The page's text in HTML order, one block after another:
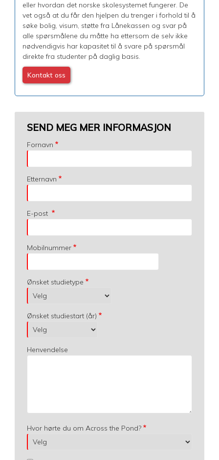
eller hvordan det norske skolesystemet fungerer. De
vet også at du får den hjelpen du trenger i forhold til å
søke bolig, visum, støtte fra Lånekassen og svar på
alle spørsmålene du måtte ha ettersom de selv ikke
nødvendigvis har kapasitet til å svare på spørsmål
direkte fra studenter på daglig basis.
Kontakt oss
SEND MEG MER INFORMASJON
Fornavn
Etternavn
E-post
Mobilnummer
Ønsket studietype
Ønsket studiestart (år)
Henvendelse
Hvor hørte du om Across the Pond?